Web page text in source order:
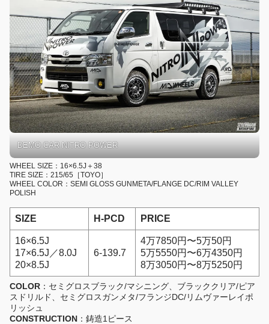
DEMO CAR NITRO POWER
WHEEL SIZE：16×6.5J＋38
TIRE SIZE：215/65［TOYO］
WHEEL COLOR：SEMI GLOSS GUNMETA/FLANGE DC/RIM VALLEY
POLISH
SIZE H-PCD PRICE
16×6.5J
17×6.5J／8.0J
20×8.5J
6-139.7
4万7850円〜5万50円
5万5550円〜6万4350円
8万3050円〜8万5250円
COLOR ：セミグロスブラック/マシニング、ブラッククリア/ピア
スドリルド、セミグロスガンメタ/フランジDC/リムヴァーレイポ
リッシュ
CONSTRUCTION ：鋳造1ピース